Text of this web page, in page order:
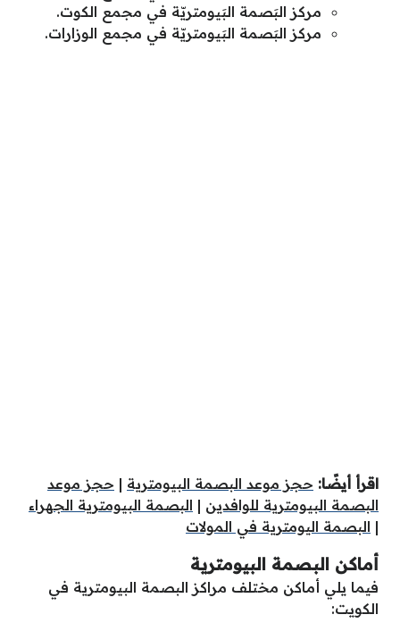
مركز البَصمة البَيومتريّة في مجمع الكوت.
مركز البَصمة البَيومتريّة في مجمع الوزارات.
اقرأ أيضًا: حجز موعد البصمة البيومترية | حجز موعد
البصمة البيومترية للوافدين | البصمة البيومترية الجهراء
| البصمة اليومترية في المولات
أماكن البصمة البيومترية
فيما يلي أماكن مختلف مراكز البصمة البيومترية في
الكويت: